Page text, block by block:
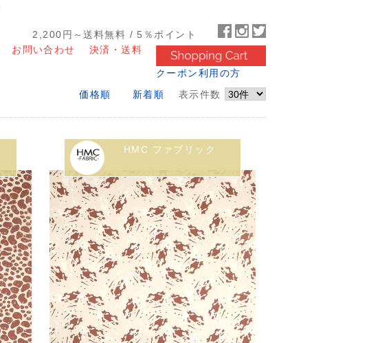
2,200円～送料無料 / 5％ポイント
お問い合わせ 決済・送料
クーポン利用の方
価格順 新着順 表示件数
HMC ファブリック